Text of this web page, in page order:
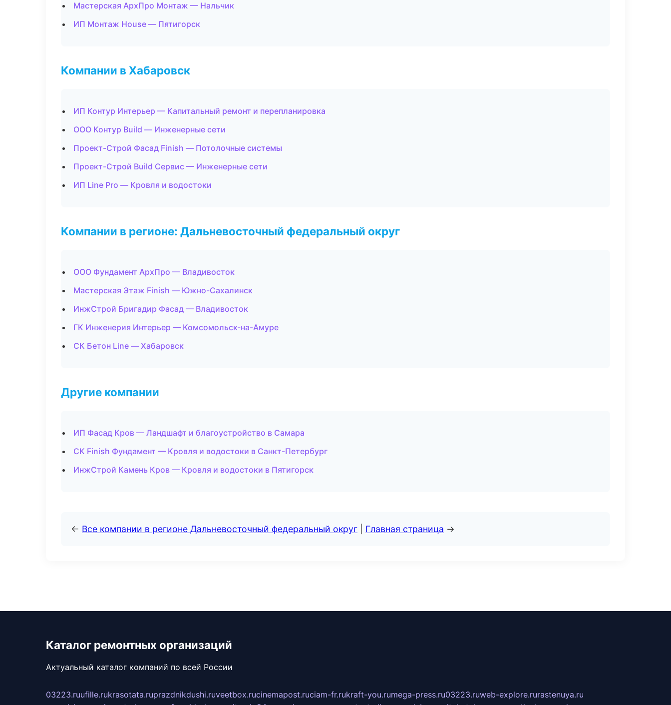
Мастерская АрхПро Монтаж — Нальчик
ИП Монтаж House — Пятигорск
Компании в Хабаровск
ИП Контур Интерьер — Капитальный ремонт и перепланировка
ООО Контур Build — Инженерные сети
Проект-Строй Фасад Finish — Потолочные системы
Проект-Строй Build Сервис — Инженерные сети
ИП Line Pro — Кровля и водостоки
Компании в регионе: Дальневосточный федеральный округ
ООО Фундамент АрхПро — Владивосток
Мастерская Этаж Finish — Южно-Сахалинск
ИнжСтрой Бригадир Фасад — Владивосток
ГК Инженерия Интерьер — Комсомольск-на-Амуре
СК Бетон Line — Хабаровск
Другие компании
ИП Фасад Кров — Ландшафт и благоустройство в Самара
СК Finish Фундамент — Кровля и водостоки в Санкт-Петербург
ИнжСтрой Камень Кров — Кровля и водостоки в Пятигорск
← Все компании в регионе Дальневосточный федеральный округ Главная страница →
Каталог ремонтных организаций
Актуальный каталог компаний по всей России
03223.ruufille.rukrasotata.ruprazdnikdushi.ruveetbox.rucinemapost.ruciam-fr.rukraft-you.rumega-press.ru03223.ruweb-explore.rurastenuya.ru